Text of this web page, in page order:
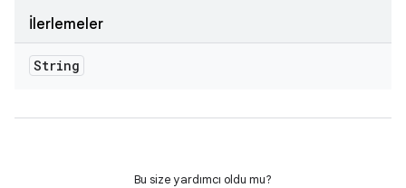
İlerlemeler
String
Bu size yardımcı oldu mu?